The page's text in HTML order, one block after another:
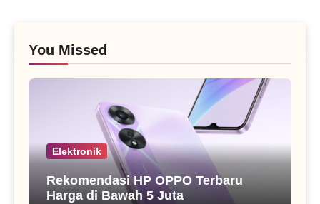
You Missed
Elektronik
Rekomendasi HP OPPO Terbaru
Harga di Bawah 5 Juta